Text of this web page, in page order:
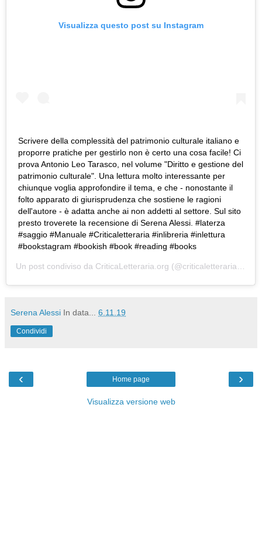
Visualizza questo post su Instagram
Scrivere della complessità del patrimonio culturale italiano e
proporre pratiche per gestirlo non è certo una cosa facile! Ci
prova Antonio Leo Tarasco, nel volume "Diritto e gestione del
patrimonio culturale". Una lettura molto interessante per
chiunque voglia approfondire il tema, e che - nonostante il
folto apparato di giurisprudenza che sostiene le ragioni
dell'autore - è adatta anche ai non addetti al settore. Sul sito
presto troverete la recensione di Serena Alessi. #laterza
#saggio #Manuale #Criticaletteraria #inlibreria #inlettura
#bookstagram #bookish #book #reading #books
Un post condiviso da CriticaLetteraria.org (@criticaletteraria) in data:
Serena Alessi In data... 6.11.19
Condividi
‹ ›
Home page
Visualizza versione web